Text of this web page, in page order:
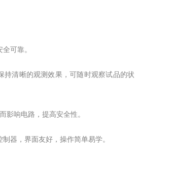
可靠。
持清晰的观测效果，可随时观察试品的状
影响电路，提高安全性。
器，界面友好，操作简单易学。